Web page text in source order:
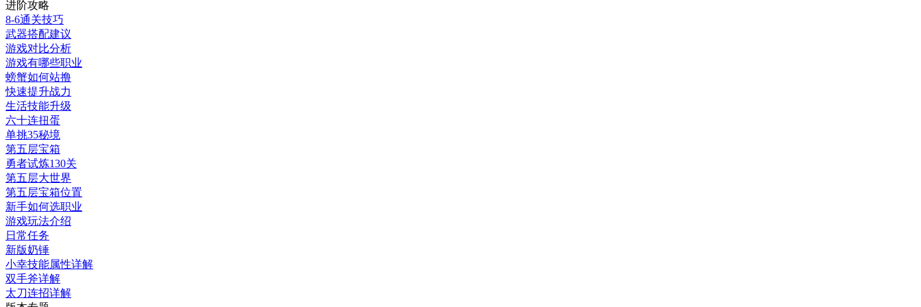
进阶攻略
8-6通关技巧
武器搭配建议
游戏对比分析
游戏有哪些职业
螃蟹如何站撸
快速提升战力
生活技能升级
六十连扭蛋
单挑35秘境
第五层宝箱
勇者试炼130关
第五层大世界
第五层宝箱位置
新手如何选职业
游戏玩法介绍
日常任务
新版奶锤
小幸技能属性详解
双手斧详解
太刀连招详解